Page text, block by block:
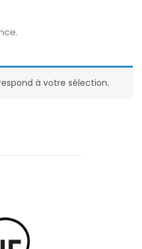
à votre sélection.